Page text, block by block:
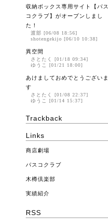
収納ボックス専用サイト【パス
コクラブ】がオープンしまし
た！
渡部 [06/08 18:56]
shotengekijo [06/10 10:38]
異空間
さとたく [01/18 09:34]
ゆうこ [01/21 18:00]
あけましておめでとうございま
す
さとたく [01/08 22:37]
ゆうこ [01/14 15:37]
Trackback
Links
商店劇場
パスコクラブ
木樽倶楽部
実績紹介
RSS